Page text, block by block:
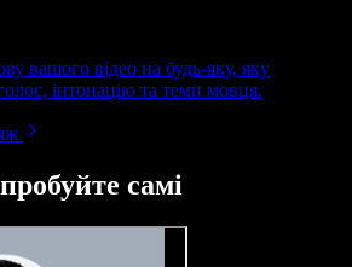
вашого відео на будь-яку, яку
інтонацію та темп мовця.
самі